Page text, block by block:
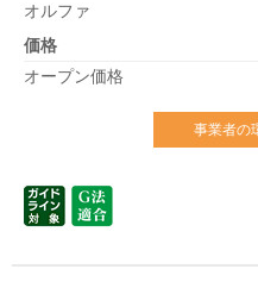
オルファ
価格
オープン価格
事業者の